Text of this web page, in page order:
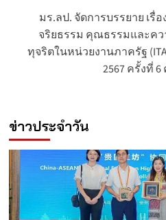
มร.ลป. จัดการบรรยาย เรื่
จริยธรรม คุณธรรมและคว
ทุจริตในหน่วยงานภาครัฐ
2567 ครั้งที่
ข่าวประจำวัน